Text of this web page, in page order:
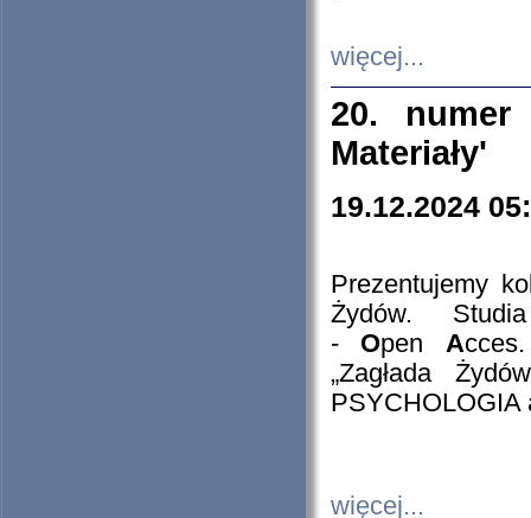
więcej...
20. numer
Materiały'
19.12.2024
Prezentujemy
Żydów.
- Open A
„Zagłada
PSYCHOLOGIA
więcej...